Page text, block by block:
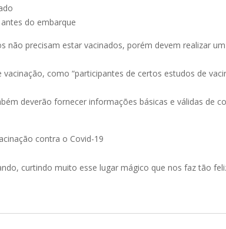
do embarque
não precisam estar vacinados, porém devem realizar
como “participantes de certos estudos de
deverão fornecer informações básicas e válidas de
contra o Covid-19
curtindo muito esse lugar mágico que nos faz tão